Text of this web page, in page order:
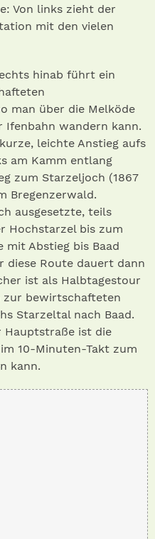
Von links zieht der
mit den vielen
hinab führt ein
man über die Melköde
Ifenbahn wandern kann.
leichte Anstieg aufs
am Kamm entlang
zum Starzeljoch (1867
Bregenzerwald.
ausgesetzte, teils
Hochstarzel bis zum
mit Abstieg bis Baad
diese Route dauert dann
ist als Halbtagestour
zur bewirtschafteten
Starzeltal nach Baad.
Hauptstraße ist die
10-Minuten-Takt zum
kann.